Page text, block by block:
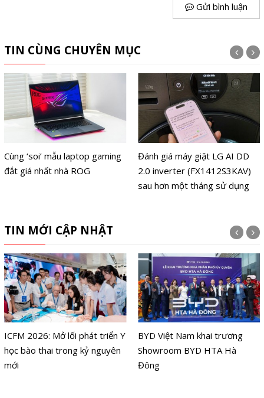
Gửi bình luận
TIN CÙNG CHUYÊN MỤC
Cùng ‘soi’ mẫu laptop gaming
đắt giá nhất nhà ROG
Đánh giá máy giặt LG AI DD
2.0 inverter (FX1412S3KAV)
sau hơn một tháng sử dụng
TIN MỚI CẬP NHẬT
ICFM 2026: Mở lối phát triển Y
học bào thai trong kỷ nguyên
mới
BYD Việt Nam khai trương
Showroom BYD HTA Hà
Đông